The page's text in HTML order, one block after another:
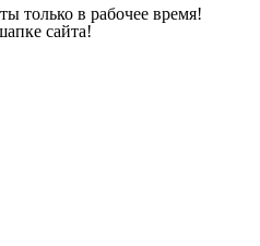
только в рабочее время!
сайта!